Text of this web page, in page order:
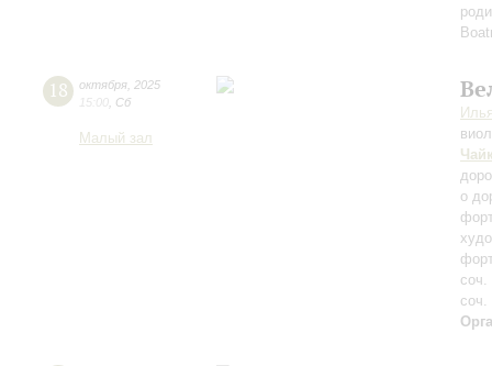
18 октября 2025
15:00 Сб
Малый зал
о